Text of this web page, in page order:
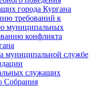
города Кургана
требований к
муниципальных
конфликта
муниципальной службе
служащих
Cобрания